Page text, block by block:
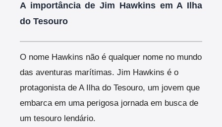
A importância de Jim Hawkins em A Ilha
do Tesouro
O nome Hawkins não é qualquer nome no mundo
das aventuras marítimas. Jim Hawkins é o
protagonista de A Ilha do Tesouro, um jovem que
embarca em uma perigosa jornada em busca de
um tesouro lendário.